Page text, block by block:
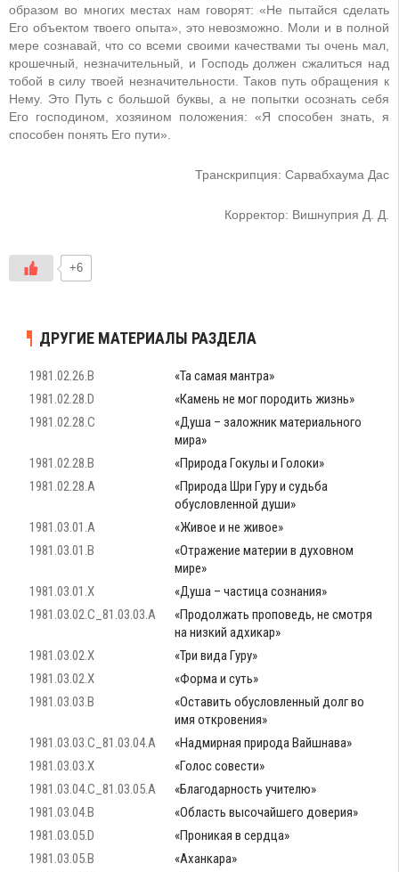
образом во многих местах нам говорят: «Не пытайся сделать
Его объектом твоего опыта», это невозможно. Моли и в полной
мере сознавай, что со всеми своими качествами ты очень мал,
крошечный, незначительный, и Господь должен сжалиться над
тобой в силу твоей незначительности. Таков путь обращения к
Нему. Это Путь с большой буквы, а не попытки осознать себя
Его господином, хозяином положения: «Я способен знать, я
способен понять Его пути».
Транскрипция: Сарвабхаума Дас
Корректор: Вишнуприя Д. Д.
+6
ДРУГИЕ МАТЕРИАЛЫ РАЗДЕЛА
1981.02.26.B
«Та самая мантра»
1981.02.28.D
«Камень не мог породить жизнь»
1981.02.28.C
«Душа – заложник материального
мира»
1981.02.28.B
«Природа Гокулы и Голоки»
1981.02.28.A
«Природа Шри Гуру и судьба
обусловленной души»
1981.03.01.A
«Живое и не живое»
1981.03.01.B
«Отражение материи в духовном
мире»
1981.03.01.X
«Душа – частица сознания»
1981.03.02.C_81.03.03.A
«Продолжать проповедь, не смотря
на низкий адхикар»
1981.03.02.X
«Три вида Гуру»
1981.03.02.X
«Форма и суть»
1981.03.03.B
«Оставить обусловленный долг во
имя откровения»
1981.03.03.C_81.03.04.A
«Надмирная природа Вайшнава»
1981.03.03.X
«Голос совести»
1981.03.04.C_81.03.05.A
«Благодарность учителю»
1981.03.04.B
«Область высочайшего доверия»
1981.03.05.D
«Проникая в сердца»
1981.03.05.B
«Аханкара»